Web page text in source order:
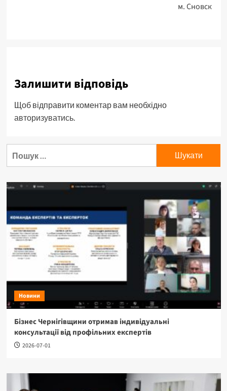
м. Сновск
Залишити відповідь
Щоб відправити коментар вам необхідно
авторизуватись.
Новини
Бізнес Чернігівщини отримав індивідуальні
консультації від профільних експертів
2026-07-01